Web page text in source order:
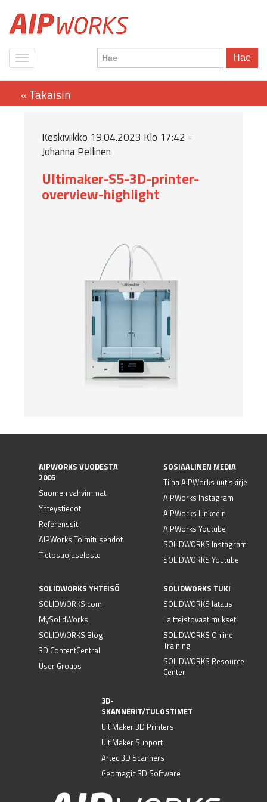
Hae
Keskiviikko 19.04.2023 Klo 17:42 -
Johanna Pellinen
Ultimaker-S5-3D-printer-
overview-highlight
AIPWORKS VUODESTA
2005
Suomen vahvimmat
Yhteystiedot
Referenssit
AIPWorks Toimitusehdot
Tietosuojaseloste
SOSIAALINEN MEDIA
Tilaa AIPWorks uutiskirje
AIPWorks Instagram
AIPWorks LinkedIn
AIPWorks Youtube
SOLIDWORKS Instagram
SOLIDWORKS Youtube
SOLIDWORKS YHTEISÖ
SOLIDWORKS.com
MySolidWorks
SOLIDWORKS Blog
3D ContentCentral
User Groups
SOLIDWORKS TUKI
SOLIDWORKS lataus
Laitteistovaatimukset
SOLIDWORKS Online
Training
SOLIDWORKS Resource
Center
3D-
SKANNERIT/TULOSTIMET
UltiMaker 3D Printers
UltiMaker Support
Artec 3D Scanners
Geomagic 3D Software